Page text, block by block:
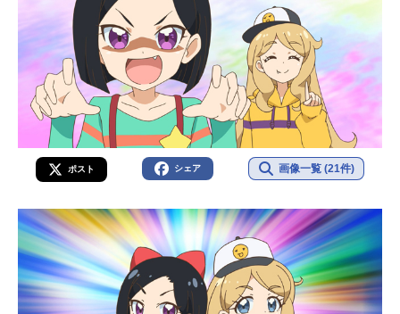
ポスト シェア 画像一覧 (21件)